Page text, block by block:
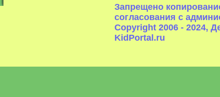
Запрещено
согласования с
Copyright 2006 - 2024,
KidPortal.ru